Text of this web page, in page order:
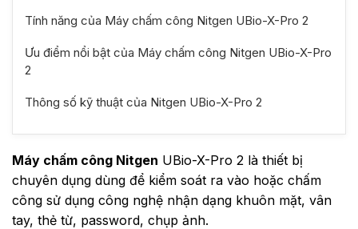
Tính năng của Máy chấm công Nitgen UBio-X-Pro 2
Ưu điểm nổi bật của Máy chấm công Nitgen UBio-X-Pro
2
Thông số kỹ thuật của Nitgen UBio-X-Pro 2
Máy chấm công Nitgen UBio-X-Pro 2 là thiết bị
chuyên dụng dùng để kiểm soát ra vào hoặc chấm
công sử dụng công nghệ nhận dạng khuôn mặt, vân
tay, thẻ từ, password, chụp ảnh.